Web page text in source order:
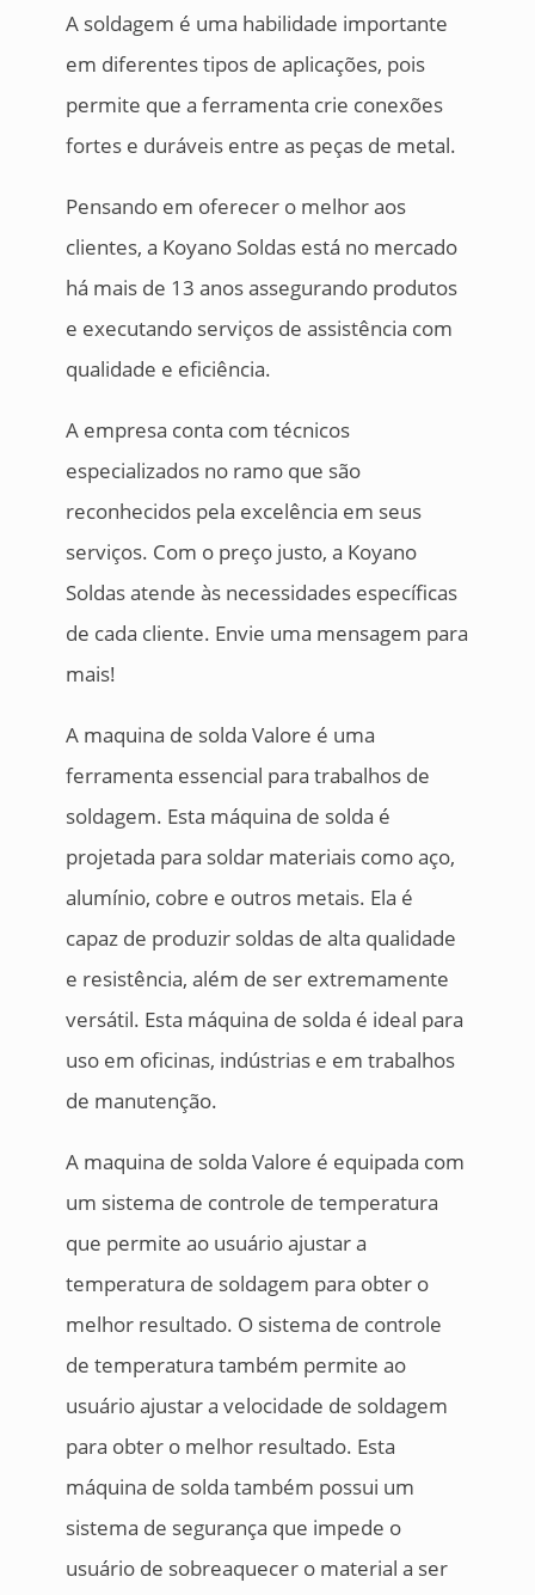
A soldagem é uma habilidade importante
em diferentes tipos de aplicações, pois
permite que a ferramenta crie conexões
fortes e duráveis entre as peças de metal.
Pensando em oferecer o melhor aos
clientes, a Koyano Soldas está no mercado
há mais de 13 anos assegurando produtos
e executando serviços de assistência com
qualidade e eficiência.
A empresa conta com técnicos
especializados no ramo que são
reconhecidos pela excelência em seus
serviços. Com o preço justo, a Koyano
Soldas atende às necessidades específicas
de cada cliente. Envie uma mensagem para
mais!
A maquina de solda Valore é uma
ferramenta essencial para trabalhos de
soldagem. Esta máquina de solda é
projetada para soldar materiais como aço,
alumínio, cobre e outros metais. Ela é
capaz de produzir soldas de alta qualidade
e resistência, além de ser extremamente
versátil. Esta máquina de solda é ideal para
uso em oficinas, indústrias e em trabalhos
de manutenção.
A maquina de solda Valore é equipada com
um sistema de controle de temperatura
que permite ao usuário ajustar a
temperatura de soldagem para obter o
melhor resultado. O sistema de controle
de temperatura também permite ao
usuário ajustar a velocidade de soldagem
para obter o melhor resultado. Esta
máquina de solda também possui um
sistema de segurança que impede o
usuário de sobreaquecer o material a ser